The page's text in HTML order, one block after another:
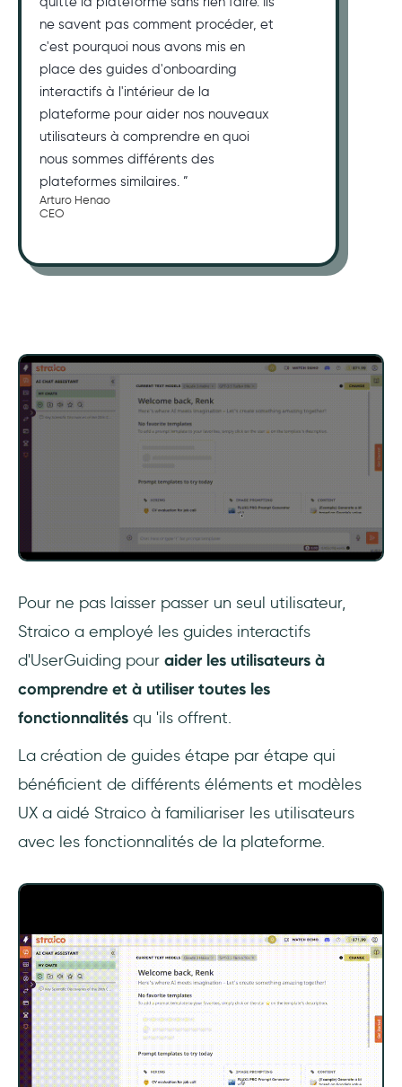
ne savent pas comment procéder, et
c'est pourquoi nous avons mis en
place des guides d'onboarding
interactifs à l'intérieur de la
plateforme pour aider nos nouveaux
utilisateurs à comprendre en quoi
nous sommes différents des
plateformes similaires. ”
Arturo Henao
CEO
Pour ne pas laisser passer un seul utilisateur,
Straico a employé les guides interactifs
d'UserGuiding pour aider les utilisateurs à
comprendre et à utiliser toutes les
fonctionnalités qu 'ils offrent.
La création de guides étape par étape qui
bénéficient de différents éléments et modèles
UX a aidé Straico à familiariser les utilisateurs
avec les fonctionnalités de la plateforme.